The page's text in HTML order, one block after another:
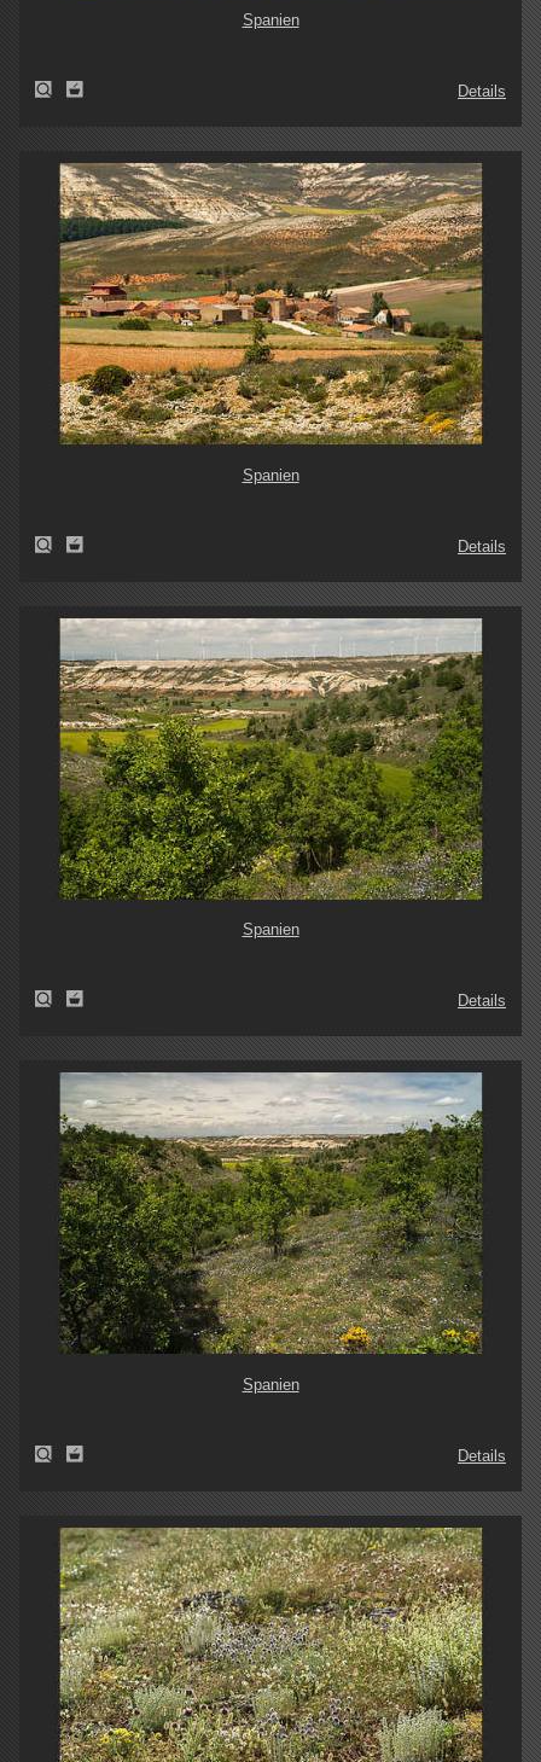
Spanien
Details
Spanien
Details
Spanien
Details
Spanien
Details